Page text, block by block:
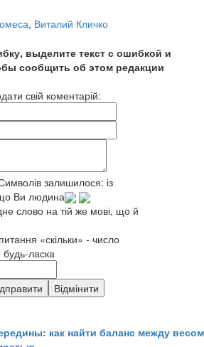
, Виталий Кличко
выделите текст с ошибкой и
сообщить об этом редакции
свій коментарій:
залишилося: із
що Ви людина
слово на тій же мові, що й
«скільки» - число
будь-ласка
как найти баланс между весом